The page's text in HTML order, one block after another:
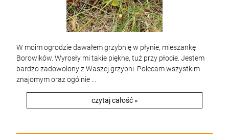
W moim ogrodzie dawałem grzybnię w płynie, mieszankę
Borowików. Wyrosły mi takie piękne, tuż przy płocie. Jestem
bardzo zadowolony z Waszej grzybni. Polecam wszystkim
znajomym oraz ogólnie ...
czytaj całość »